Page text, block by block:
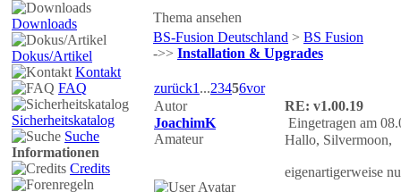
Downloads
Dokus/Artikel
Kontakt
FAQ
Sicherheitskatalog
Suche
Informationen
Credits
Thema ansehen
BS-Fusion Deutschland > BS Fusion
->> Installation & Upgrades
zurück1 ...23456vor
Autor
RE: v1.00.19
JoachimK
Amateur
Eingetragen am
Hallo, Silvermoon,
eigenartigerweise